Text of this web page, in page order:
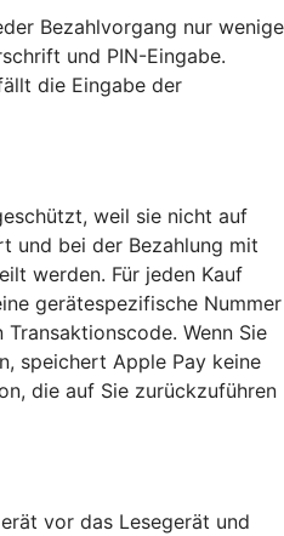
Bezahlvorgang nur wenige
und PIN-Eingabe.
die Eingabe der
weil sie nicht auf
und bei der Bezahlung mit
werden. Für jeden Kauf
gerätespezifische Nummer
Wenn Sie
speichert Apple Pay keine
die auf Sie zurückzuführen
vor das Lesegerät und